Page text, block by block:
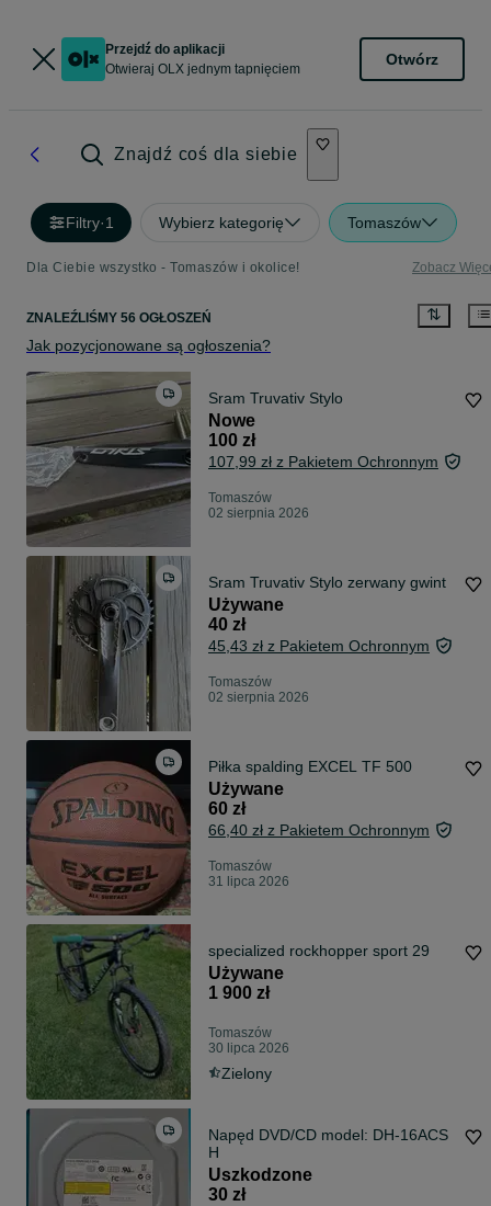
Przejdź do aplikacji
Otwieraj OLX jednym tapnięciem
Otwórz
Znajdź coś dla siebie
Filtry·1 Wybierz kategorię Tomaszów
Dla Ciebie wszystko - Tomaszów i okolice! Zobacz
ZNALEŹLIŚMY 56 OGŁOSZEŃ
Jak pozycjonowane są ogłoszenia?
Sram Truvativ Stylo
Nowe
100 zł
107,99 zł z Pakietem Ochronnym
Tomaszów
02 sierpnia 2026
Sram Truvativ Stylo zerwany gwint
Używane
40 zł
45,43 zł z Pakietem Ochronnym
Tomaszów
02 sierpnia 2026
Piłka spalding EXCEL TF 500
Używane
60 zł
66,40 zł z Pakietem Ochronnym
Tomaszów
31 lipca 2026
specialized rockhopper sport 29
Używane
1 900 zł
Tomaszów
30 lipca 2026
Zielony
Napęd DVD/CD model: DH-16ACS
H
Uszkodzone
30 zł